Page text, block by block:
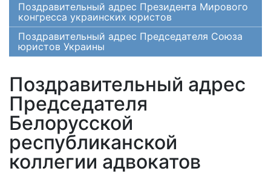
Поздравительный адрес Президента Мирового
конгресса украинских юристов
Поздравительный адрес Председателя Союза
юристов Украины
Поздравительный адрес
Председателя
Белорусской
республиканской
коллегии адвокатов